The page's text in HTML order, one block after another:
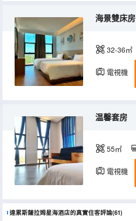
海景雙床房
32-36㎡
電視機
温馨套房
55㎡
電視機
達累斯薩拉姆星海酒店的真實住客評論(61)